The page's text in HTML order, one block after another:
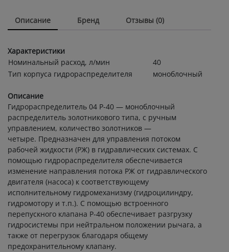
Описание Бренд Отзывы (0)
Характеристики
Номинальный расход, л/мин
40
Тип корпуса гидрораспределителя
моноблочный
Описание
Гидрораспределитель 04 Р-40 — моноблочный
распределитель золотникового типа, с ручным
управлением, количество золотников —
четыре. Предназначен для управления потоком
рабочей жидкости (РЖ) в гидравлических системах. С
помощью гидрораспределителя обеспечивается
изменение направления потока РЖ от гидравлического
двигателя (насоса) к соответствующему
исполнительному гидромеханизму (гидроцилиндру,
гидромотору и т.п.). С помощью встроенного
перепускного клапана Р-40 обеспечивает разгрузку
гидросистемы при нейтральном положении рычага, а
также от перегрузок благодаря общему
предохранительному клапану.